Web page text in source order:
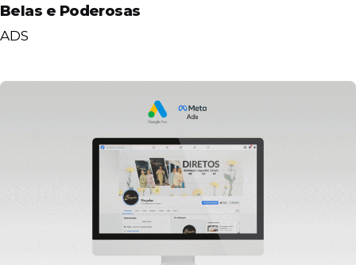
Belas e Poderosas
ADS